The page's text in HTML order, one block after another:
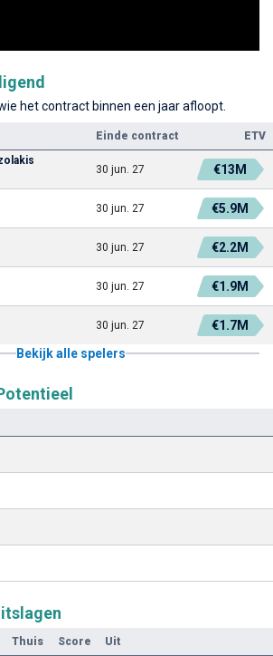
het contract binnen een jaar afloopt.
Einde contract
ETV
30 jun. 27 €13M
30 jun. 27 €5.9M
30 jun. 27 €2.2M
30 jun. 27 €1.9M
30 jun. 27
€1.7M
Bekijk alle spelers
Thuis Score Uit